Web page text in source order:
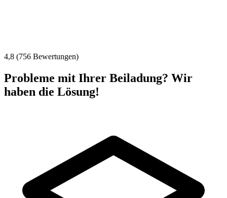
4,8 (756 Bewertungen)
Probleme mit Ihrer Beiladung? Wir
haben die Lösung!